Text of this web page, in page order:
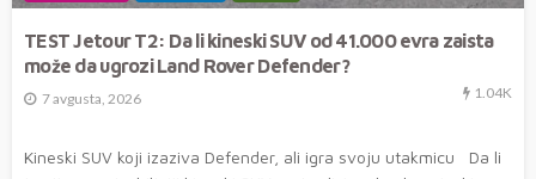
TEST Jetour T2: Da li kineski SUV od 41.000 evra zaista
može da ugrozi Land Rover Defender?
7 avgusta, 2026 1.04K
Kineski SUV koji izaziva Defender, ali igra svoju utakmicu Da li